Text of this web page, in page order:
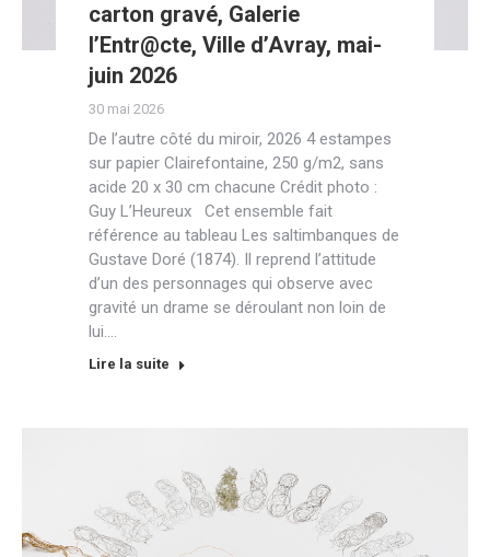
carton gravé, Galerie
l’Entr@cte, Ville d’Avray, mai-
juin 2026
30 mai 2026
De l’autre côté du miroir, 2026 4 estampes
sur papier Clairefontaine, 250 g/m2, sans
acide 20 x 30 cm chacune Crédit photo :
Guy L’Heureux Cet ensemble fait
référence au tableau Les saltimbanques de
Gustave Doré (1874). Il reprend l’attitude
d’un des personnages qui observe avec
gravité un drame se déroulant non loin de
lui.…
Lire la suite